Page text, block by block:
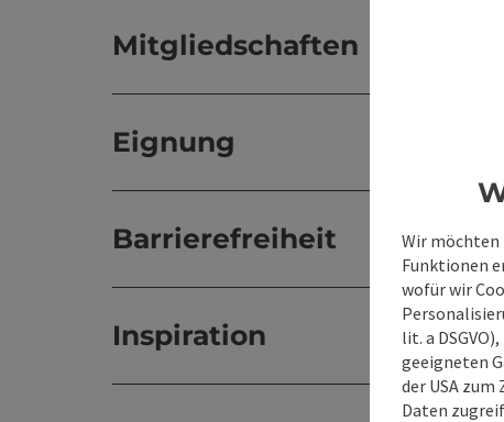
Mitgliedschaften
Eignung
Barrierefreiheit
Inspiration
Wir möchten
Funktionen
wofür wir
lit. a
geeigneten
der USA
Daten